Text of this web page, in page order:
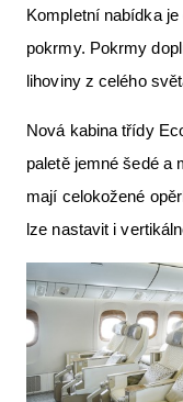
Kompletní nabídka
pokrmy. Pokrmy
lihoviny z celého
Nová kabina třídy
paletě jemné šedé a
mají celokožené
lze nastavit i